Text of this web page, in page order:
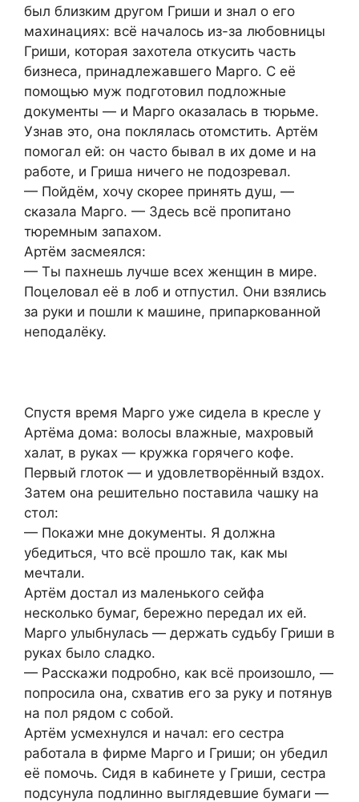
был близким другом Гриши и знал о его
махинациях: всё началось из-за любовницы
Гриши, которая захотела откусить часть
бизнеса, принадлежавшего Марго. С её
помощью муж подготовил подложные
документы — и Марго оказалась в тюрьме.
Узнав это, она поклялась отомстить. Артём
помогал ей: он часто бывал в их доме и на
работе, и Гриша ничего не подозревал.
— Пойдём, хочу скорее принять душ, —
сказала Марго. — Здесь всё пропитано
тюремным запахом.
Артём засмеялся:
— Ты пахнешь лучше всех женщин в мире.
Поцеловал её в лоб и отпустил. Они взялись
за руки и пошли к машине, припаркованной
неподалёку.
Спустя время Марго уже сидела в кресле у
Артёма дома: волосы влажные, махровый
халат, в руках — кружка горячего кофе.
Первый глоток — и удовлетворённый вздох.
Затем она решительно поставила чашку на
стол:
— Покажи мне документы. Я должна
убедиться, что всё прошло так, как мы
мечтали.
Артём достал из маленького сейфа
несколько бумаг, бережно передал их ей.
Марго улыбнулась — держать судьбу Гриши в
руках было сладко.
— Расскажи подробно, как всё произошло, —
попросила она, схватив его за руку и потянув
на пол рядом с собой.
Артём усмехнулся и начал: его сестра
работала в фирме Марго и Гриши; он убедил
её помочь. Сидя в кабинете у Гриши, сестра
подсунула подлинно выглядевшие бумаги —